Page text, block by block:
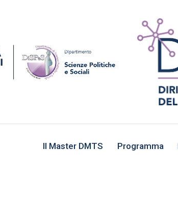
Il Master DMTS Programma